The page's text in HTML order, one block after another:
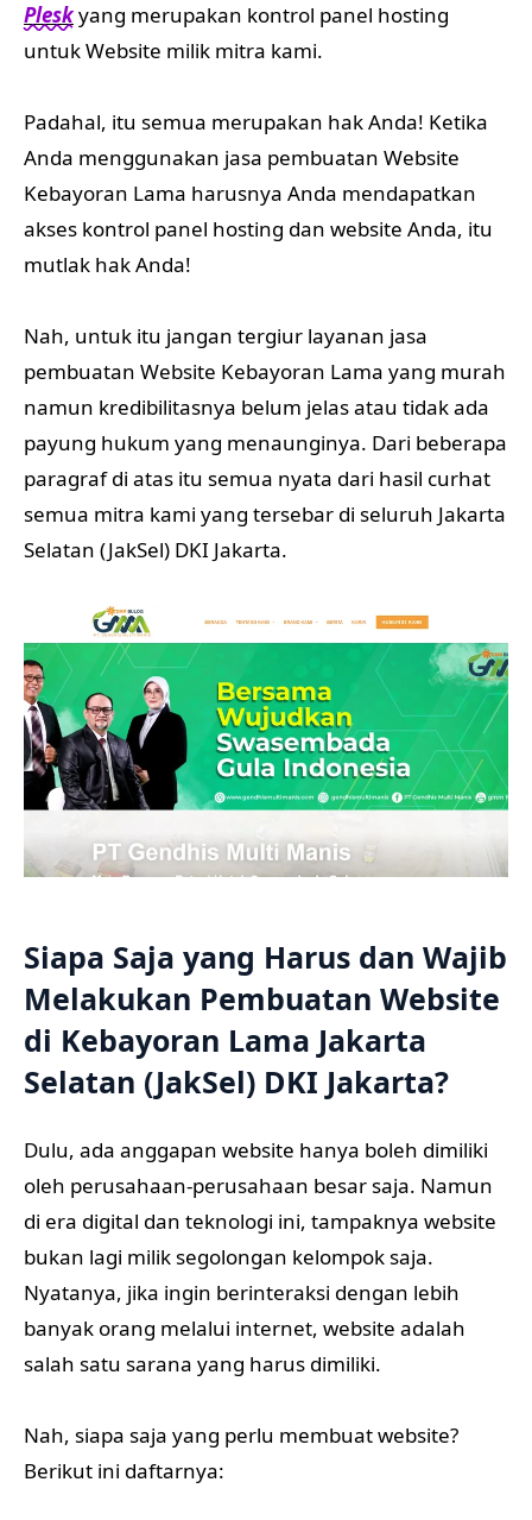
Pleskyang merupakan kontrol panel hosting
untuk Website milik mitra kami.
Padahal, itu semua merupakan hak Anda! Ketika
Anda menggunakan jasa pembuatan Website
Kebayoran Lama harusnya Anda mendapatkan
akses kontrol panel hosting dan website Anda, itu
mutlak hak Anda!
Nah, untuk itu jangan tergiur layanan jasa
pembuatan Website Kebayoran Lama yang murah
namun kredibilitasnya belum jelas atau tidak ada
payung hukum yang menaunginya. Dari beberapa
paragraf di atas itu semua nyata dari hasil curhat
semua mitra kami yang tersebar di seluruh Jakarta
Selatan (JakSel) DKI Jakarta.
Siapa Saja yang Harus dan Wajib
Melakukan Pembuatan Website
di Kebayoran Lama Jakarta
Selatan (JakSel) DKI Jakarta?
Dulu, ada anggapan website hanya boleh dimiliki
oleh perusahaan-perusahaan besar saja. Namun
di era digital dan teknologi ini, tampaknya website
bukan lagi milik segolongan kelompok saja.
Nyatanya, jika ingin berinteraksi dengan lebih
banyak orang melalui internet, website adalah
salah satu sarana yang harus dimiliki.
Nah, siapa saja yang perlu membuat website?
Berikut ini daftarnya: